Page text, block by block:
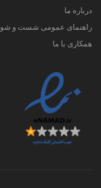
درباره ما
راهنمای عمومی شست و شو
همکاری با ما